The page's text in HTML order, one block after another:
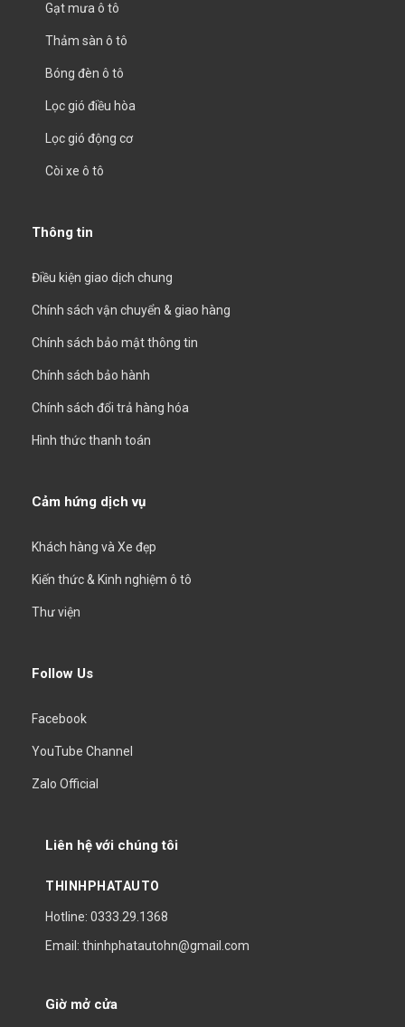
Gạt mưa ô tô
Thảm sàn ô tô
Bóng đèn ô tô
Lọc gió điều hòa
Lọc gió động cơ
Còi xe ô tô
Thông tin
Điều kiện giao dịch chung
Chính sách vận chuyển & giao hàng
Chính sách bảo mật thông tin
Chính sách bảo hành
Chính sách đổi trả hàng hóa
Hình thức thanh toán
Cảm hứng dịch vụ
Khách hàng và Xe đẹp
Kiến thức & Kinh nghiệm ô tô
Thư viện
Follow Us
Facebook
YouTube Channel
Zalo Official
Liên hệ với chúng tôi
THINHPHATAUTO
Hotline: 0333.29.1368
Email: thinhphatautohn@gmail.com
Giờ mở cửa